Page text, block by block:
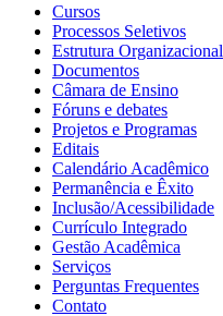
Cursos
Processos Seletivos
Estrutura Organizacional
Documentos
Câmara de Ensino
Fóruns e debates
Projetos e Programas
Editais
Calendário Acadêmico
Permanência e Êxito
Inclusão/Acessibilidade
Currículo Integrado
Gestão Acadêmica
Serviços
Perguntas Frequentes
Contato